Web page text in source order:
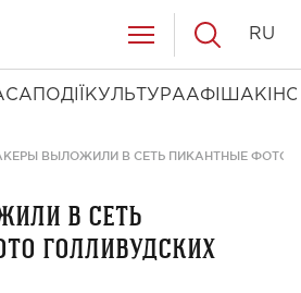
ПОДІЇ КУЛЬТУРААФІША КІНО
RU
ВЫЛОЖИЛИ В СЕТЬ ПИКАНТНЫЕ ФОТО
в сеть
голливудских